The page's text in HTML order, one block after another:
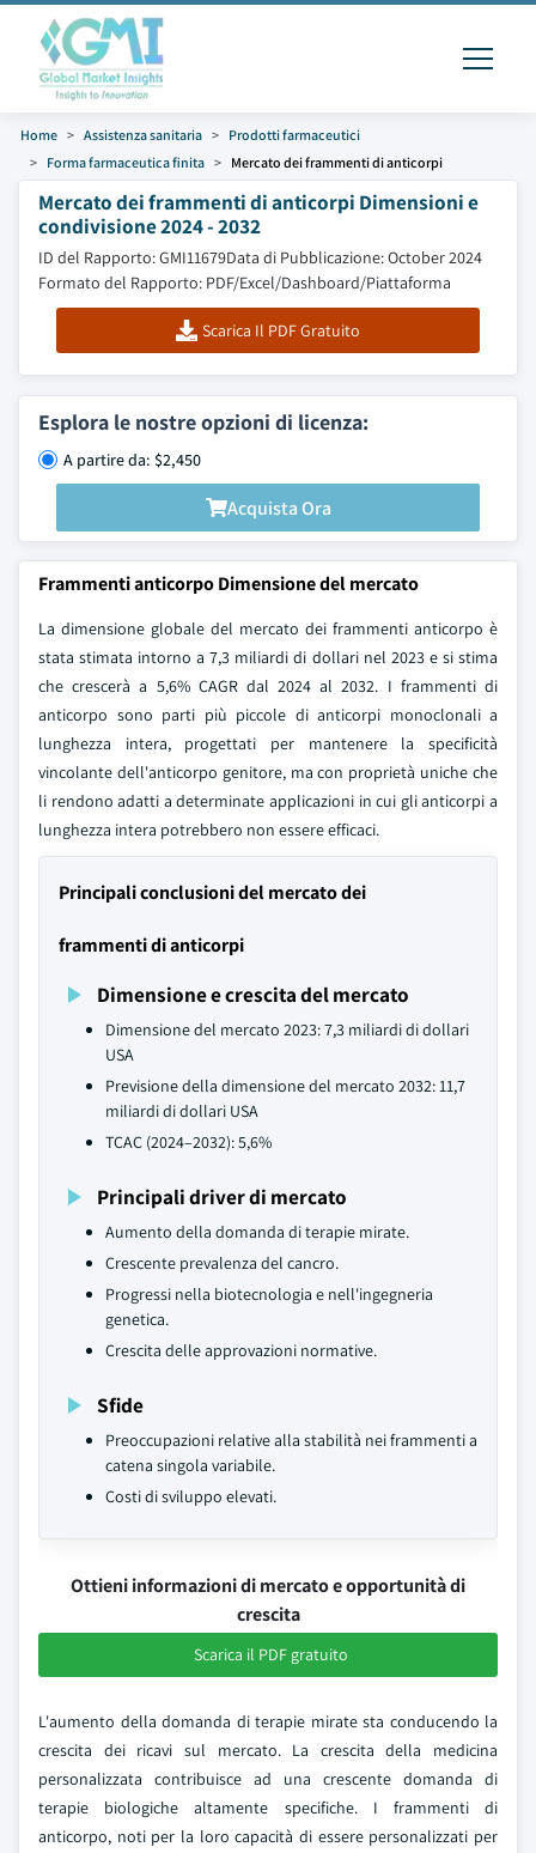
Home Assistenza sanitaria
Prodotti farmaceutici
Forma farmaceutica finita
Mercato dei frammenti di anticorpi
Mercato dei frammenti di anticorpi Dimensioni e
condivisione 2024 - 2032
ID del Rapporto: GMI11679Data di Pubblicazione: October 2024
Formato del Rapporto: PDF/Excel/Dashboard/Piattaforma
Scarica Il PDF Gratuito
Esplora le nostre opzioni di licenza:
A partire da: $2,450
Acquista Ora
Frammenti anticorpo Dimensione del mercato
La dimensione globale del mercato dei frammenti anticorpo è
stata stimata intorno a 7,3 miliardi di dollari nel 2023 e si stima
che crescerà a 5,6% CAGR dal 2024 al 2032. I frammenti di
anticorpo sono parti più piccole di anticorpi monoclonali a
lunghezza intera, progettati per mantenere la specificità
vincolante dell'anticorpo genitore, ma con proprietà uniche che
li rendono adatti a determinate applicazioni in cui gli anticorpi a
lunghezza intera potrebbero non essere efficaci.
Principali conclusioni del mercato dei
frammenti di anticorpi
Dimensione e crescita del mercato
Dimensione del mercato 2023: 7,3 miliardi di dollari
USA
Previsione della dimensione del mercato 2032: 11,7
miliardi di dollari USA
TCAC (2024–2032): 5,6%
Principali driver di mercato
Aumento della domanda di terapie mirate.
Crescente prevalenza del cancro.
Progressi nella biotecnologia e nell'ingegneria
genetica.
Crescita delle approvazioni normative.
Sfide
Preoccupazioni relative alla stabilità nei frammenti a
catena singola variabile.
Costi di sviluppo elevati.
Ottieni informazioni di mercato e opportunità di
crescita
Scarica il PDF gratuito
L'aumento della domanda di terapie mirate sta conducendo la
crescita dei ricavi sul mercato. La crescita della medicina
personalizzata contribuisce ad una crescente domanda di
terapie biologiche altamente specifiche. I frammenti di
anticorpo, noti per la loro capacità di essere personalizzati per